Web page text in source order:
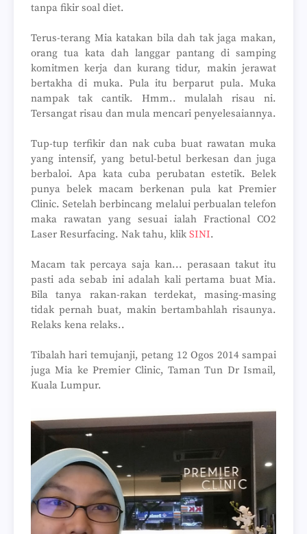
tanpa fikir soal diet.
Terus-terang Mia katakan bila dah tak jaga makan,
orang tua kata dah langgar pantang di samping
komitmen kerja dan kurang tidur, makin jerawat
bertakha di muka. Pula itu berparut pula. Muka
nampak tak cantik. Hmm.. mulalah risau ni.
Tersangat risau dan mula mencari penyelesaiannya.
Tup-tup terfikir dan nak cuba buat rawatan muka
yang intensif, yang betul-betul berkesan dan juga
berbaloi. Apa kata cuba perubatan estetik. Belek
punya belek macam berkenan pula kat Premier
Clinic. Setelah berbincang melalui perbualan telefon
maka rawatan yang sesuai ialah Fractional CO2
Laser Resurfacing. Nak tahu, klik SINI.
Macam tak percaya saja kan... perasaan takut itu
pasti ada sebab ini adalah kali pertama buat Mia.
Bila tanya rakan-rakan terdekat, masing-masing
tidak pernah buat, makin bertambahlah risaunya.
Relaks kena relaks..
Tibalah hari temujanji, petang 12 Ogos 2014 sampai
juga Mia ke Premier Clinic, Taman Tun Dr Ismail,
Kuala Lumpur.